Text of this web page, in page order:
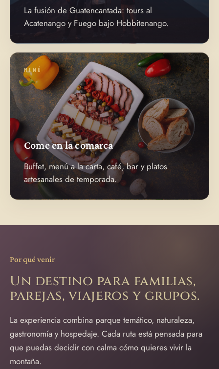
La fusión de Guatencantada: tours al
Acatenango y Fuego bajo Hobbitenango.
MENÚ
Come en la comarca
Buffet, menú a la carta, café, bar y platos
artesanales de temporada.
Por qué venir
Un destino para familias,
parejas, viajeros y grupos.
La experiencia combina parque temático, naturaleza,
gastronomía y hospedaje. Cada ruta está pensada para
que puedas decidir con calma cómo quieres vivir la
montaña.